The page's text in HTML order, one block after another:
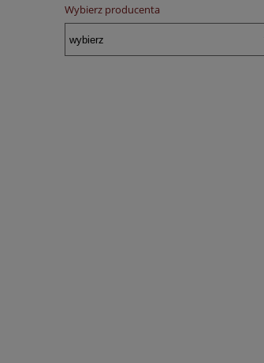
Wybierz producenta